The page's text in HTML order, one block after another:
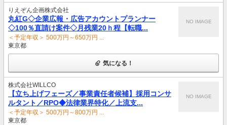
りえぞん企画株式会社
丸紅G◇企業広報・広告アカウントプランナー
◇100％直請け案件◇月残業20ｈ程【転職...
＜予定年収＞ 500万円～650万円 ...
東京都
NO IMAGE
気になる！
株式会社WILLCO
【立ち上げフェーズ／事業責任者候補】採用コンサ
ルタント／RPO◆法律業界特化／上流支...
＜予定年収＞ 500万円～800万円 ...
東京都
NO IMAGE